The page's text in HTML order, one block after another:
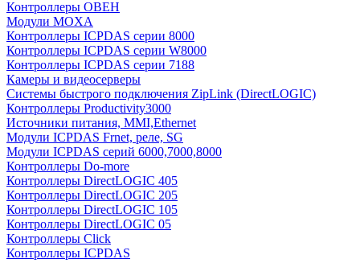
Контроллеры ОВЕН
Модули MOXA
Контроллеры ICPDAS серии 8000
Контроллеры ICPDAS серии W8000
Контроллеры ICPDAS серии 7188
Камеры и видеосерверы
Системы быстрого подключения ZipLink (DirectLOGIC)
Контроллеры Productivity3000
Источники питания, MMI,Ethernet
Модули ICPDAS Frnet, реле, SG
Модули ICPDAS серий 6000,7000,8000
Контроллеры Do-more
Контроллеры DirectLOGIC 405
Контроллеры DirectLOGIC 205
Контроллеры DirectLOGIC 105
Контроллеры DirectLOGIC 05
Контроллеры Click
Контроллеры ICPDAS